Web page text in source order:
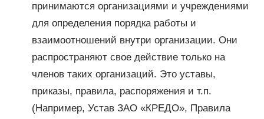
принимаются организациями и учреждениями
для определения порядка работы и
взаимоотношений внутри организации. Они
распространяют свое действие только на
членов таких организаций. Это уставы,
приказы, правила, распоряжения и т.п.
(Например, Устав ЗАО «КРЕДО», Правила